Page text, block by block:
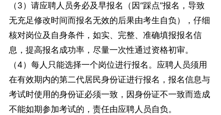
（3）请应聘人员务必及早报名（因“踩点”报名，导致
无充足修改时间而报名无效的后果由考生自负），仔细
核对岗位及自身条件，如实、完整、准确填报报名信
息，提高报名成功率，尽量一次性通过资格初审。
（4）每人只能选择一个岗位进行报名。应聘人员须用
在有效期内的第二代居民身份证进行报名，报名信息与
考试时使用的身份证必须一致，因身份证不一致而造成
不能如期参加考试的，责任由应聘人员自负。